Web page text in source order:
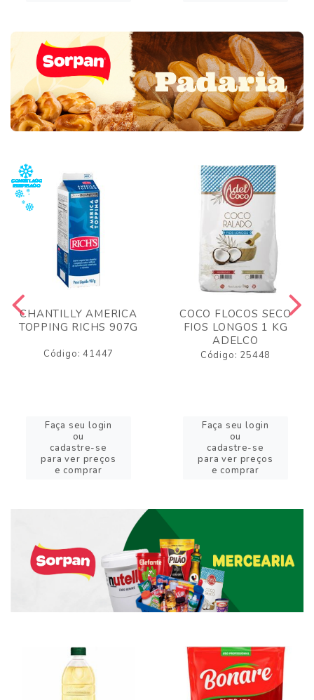
CHANTILLY AMERICA
TOPPING RICHS 907G
Código: 41447
Faça seu login
ou
cadastre-se
para ver preços
e comprar
COCO FLOCOS SECO
FIOS LONGOS 1 KG
ADELCO
Código: 25448
Faça seu login
ou
cadastre-se
para ver preços
e comprar